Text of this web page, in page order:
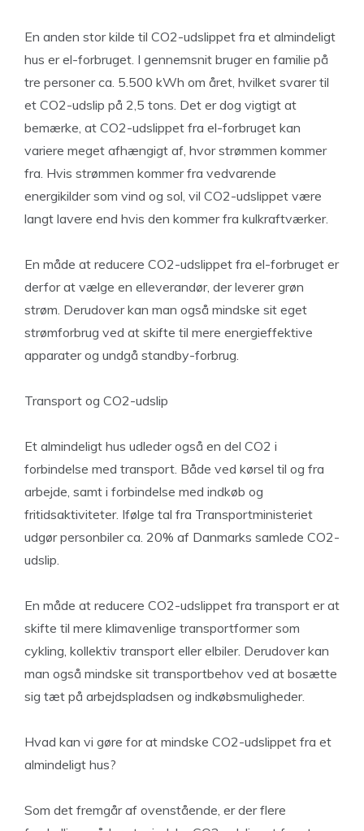
En anden stor kilde til CO2-udslippet fra et almindeligt
hus er el-forbruget. I gennemsnit bruger en familie på
tre personer ca. 5.500 kWh om året, hvilket svarer til
et CO2-udslip på 2,5 tons. Det er dog vigtigt at
bemærke, at CO2-udslippet fra el-forbruget kan
variere meget afhængigt af, hvor strømmen kommer
fra. Hvis strømmen kommer fra vedvarende
energikilder som vind og sol, vil CO2-udslippet være
langt lavere end hvis den kommer fra kulkraftværker.
En måde at reducere CO2-udslippet fra el-forbruget er
derfor at vælge en elleverandør, der leverer grøn
strøm. Derudover kan man også mindske sit eget
strømforbrug ved at skifte til mere energieffektive
apparater og undgå standby-forbrug.
Transport og CO2-udslip
Et almindeligt hus udleder også en del CO2 i
forbindelse med transport. Både ved kørsel til og fra
arbejde, samt i forbindelse med indkøb og
fritidsaktiviteter. Ifølge tal fra Transportministeriet
udgør personbiler ca. 20% af Danmarks samlede CO2-
udslip.
En måde at reducere CO2-udslippet fra transport er at
skifte til mere klimavenlige transportformer som
cykling, kollektiv transport eller elbiler. Derudover kan
man også mindske sit transportbehov ved at bosætte
sig tæt på arbejdspladsen og indkøbsmuligheder.
Hvad kan vi gøre for at mindske CO2-udslippet fra et
almindeligt hus?
Som det fremgår af ovenstående, er der flere